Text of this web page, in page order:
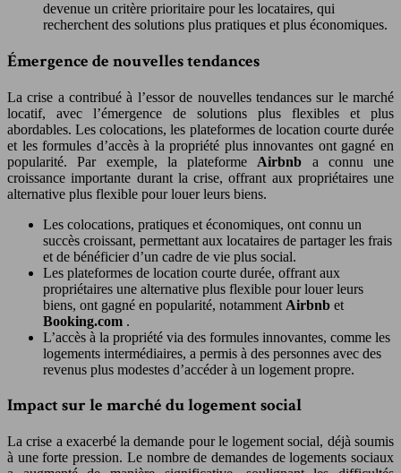
devenue un critère prioritaire pour les locataires, qui
recherchent des solutions plus pratiques et plus économiques.
Émergence de nouvelles tendances
La crise a contribué à l’essor de nouvelles tendances sur le marché
locatif, avec l’émergence de solutions plus flexibles et plus
abordables. Les colocations, les plateformes de location courte durée
et les formules d’accès à la propriété plus innovantes ont gagné en
popularité. Par exemple, la plateforme Airbnb a connu une
croissance importante durant la crise, offrant aux propriétaires une
alternative plus flexible pour louer leurs biens.
Les colocations, pratiques et économiques, ont connu un
succès croissant, permettant aux locataires de partager les frais
et de bénéficier d’un cadre de vie plus social.
Les plateformes de location courte durée, offrant aux
propriétaires une alternative plus flexible pour louer leurs
biens, ont gagné en popularité, notamment Airbnb et
Booking.com .
L’accès à la propriété via des formules innovantes, comme les
logements intermédiaires, a permis à des personnes avec des
revenus plus modestes d’accéder à un logement propre.
Impact sur le marché du logement social
La crise a exacerbé la demande pour le logement social, déjà soumis
à une forte pression. Le nombre de demandes de logements sociaux